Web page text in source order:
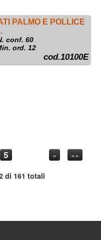
PALMO E POLLICE
conf. 60
ord. 12
cod.10100E
5
di 161 totali
» »»